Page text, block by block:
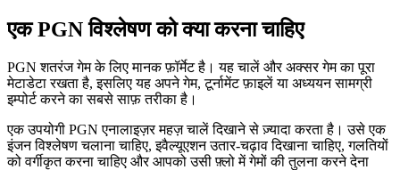
एक PGN विश्लेषण को क्या करना चाहिए
PGN शतरंज गेम के लिए मानक फ़ॉर्मेट है। यह चालें और अक्सर गेम का पूरा
मेटाडेटा रखता है, इसलिए यह अपने गेम, टूर्नामेंट फ़ाइलें या अध्ययन सामग्री
इम्पोर्ट करने का सबसे साफ़ तरीका है।
एक उपयोगी PGN एनालाइज़र महज़ चालें दिखाने से ज़्यादा करता है। उसे एक
इंजन विश्लेषण चलाना चाहिए, इवैल्यूएशन उतार-चढ़ाव दिखाना चाहिए, गलतियों
को वर्गीकृत करना चाहिए और आपको उसी फ़्लो में गेमों की तुलना करने देना